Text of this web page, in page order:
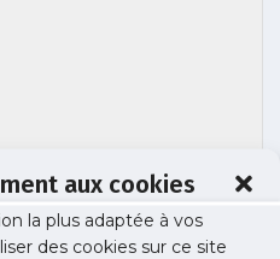
aux cookies
la plus adaptée à vos
des cookies sur ce site